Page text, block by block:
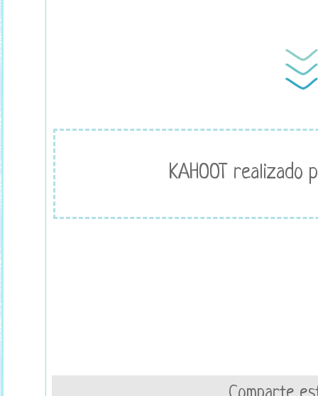
KAHOOT realizado